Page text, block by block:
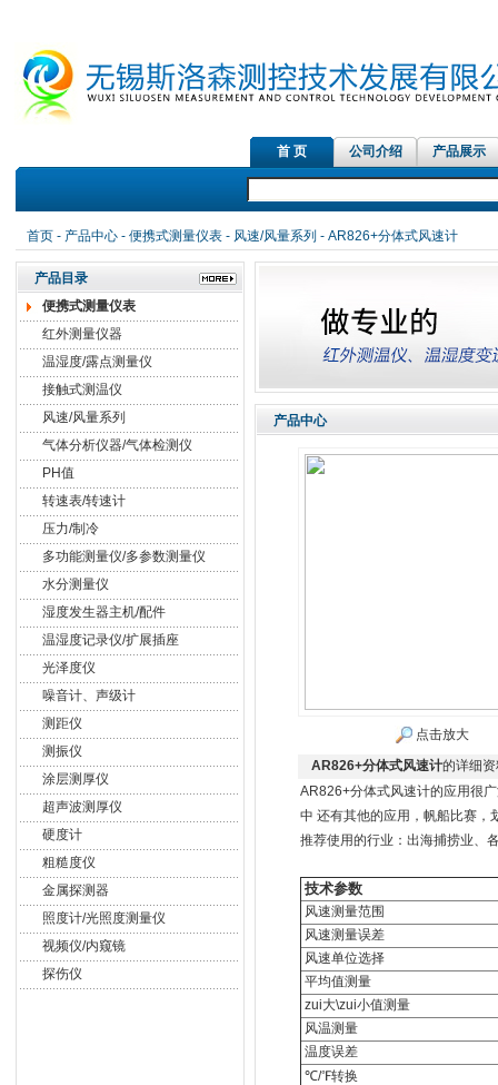
首 页 公司介绍 产品展示
首页- 产品中心- 便携式测量仪表- 风速/风量系列 - AR826+分体式风速计
产品目录
便携式测量仪表
红外测量仪器
温湿度/露点测量仪
接触式测温仪
风速/风量系列
气体分析仪器/气体检测仪
PH值
转速表/转速计
压力/制冷
多功能测量仪/多参数测量仪
水分测量仪
湿度发生器主机/配件
温湿度记录仪/扩展插座
光泽度仪
噪音计、声级计
测距仪
测振仪
涂层测厚仪
超声波测厚仪
硬度计
粗糙度仪
金属探测器
照度计/光照度测量仪
视频仪/内窥镜
探伤仪
产品中心
点击放大
AR826+分体式风速计的详细资
AR826+分体式风速计的应用很
中 还有其他的应用，帆船比赛，
推荐使用的行业：出海捕捞业、
技术参数
风速测量范围
风速测量误差
风速单位选择
平均值测量
zui大\zui小值测量
风温测量
温度误差
℃/℉转换